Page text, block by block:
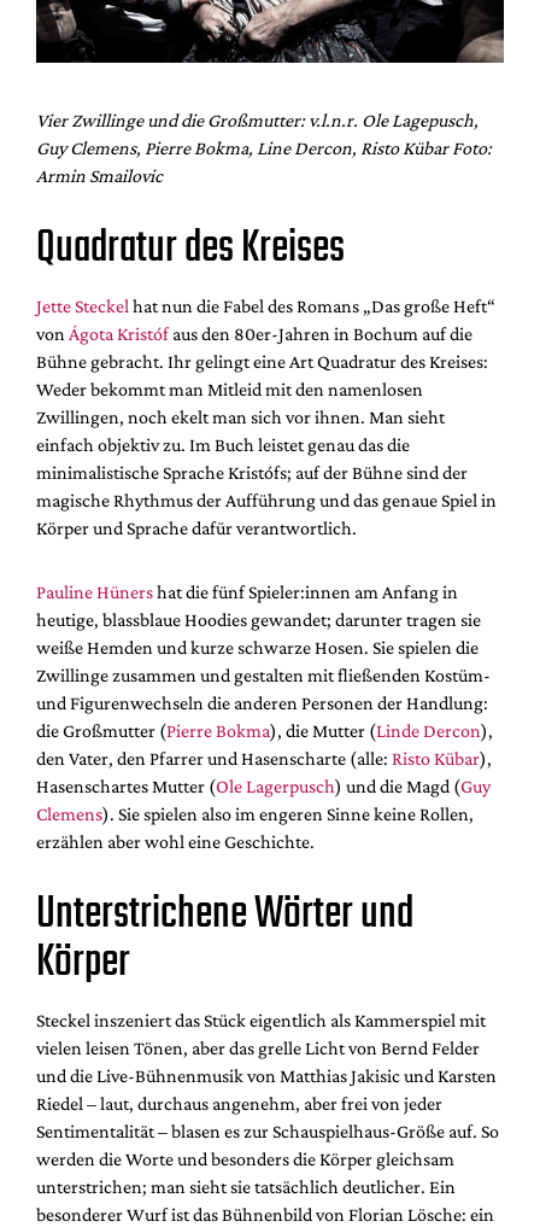
Vier Zwillinge und die Großmutter: v.l.n.r. Ole Lagepusch,
Guy Clemens, Pierre Bokma, Line Dercon, Risto Kübar Foto:
Armin Smailovic
Quadratur des Kreises
Jette Steckel hat nun die Fabel des Romans „Das große Heft“
von Ágota Kristófaus den 80er-Jahren in Bochum auf die
Bühne gebracht. Ihr gelingt eine Art Quadratur des Kreises:
Weder bekommt man Mitleid mit den namenlosen
Zwillingen, noch ekelt man sich vor ihnen. Man sieht
einfach objektiv zu. Im Buch leistet genau das die
minimalistische Sprache Kristófs; auf der Bühne sind der
magische Rhythmus der Aufführung und das genaue Spiel in
Körper und Sprache dafür verantwortlich.
Pauline Hünershat die fünf Spieler:innen am Anfang in
heutige, blassblaue Hoodies gewandet; darunter tragen sie
weiße Hemden und kurze schwarze Hosen. Sie spielen die
Zwillinge zusammen und gestalten mit fließenden Kostüm-
und Figurenwechseln die anderen Personen der Handlung:
die Großmutter (Pierre Bokma), die Mutter (Linde Dercon),
den Vater, den Pfarrer und Hasenscharte (alle: Risto Kübar),
Hasenschartes Mutter (Ole Lagerpusch) und die Magd (Guy
Clemens). Sie spielen also im engeren Sinne keine Rollen,
erzählen aber wohl eine Geschichte.
Unterstrichene Wörter und
Körper
Steckel inszeniert das Stück eigentlich als Kammerspiel mit
vielen leisen Tönen, aber das grelle Licht von Bernd Felder
und die Live-Bühnenmusik von Matthias Jakisic und Karsten
Riedel – laut, durchaus angenehm, aber frei von jeder
Sentimentalität – blasen es zur Schauspielhaus-Größe auf. So
werden die Worte und besonders die Körper gleichsam
unterstrichen; man sieht sie tatsächlich deutlicher. Ein
besonderer Wurf ist das Bühnenbild von Florian Lösche: ein